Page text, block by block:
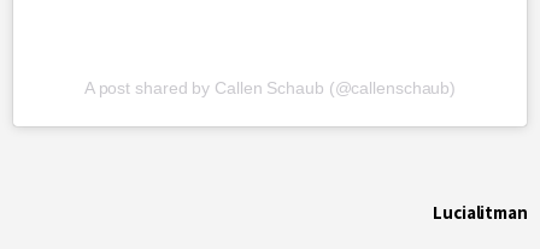
A post shared by Callen Schaub (@callenschaub)
Lucialitman